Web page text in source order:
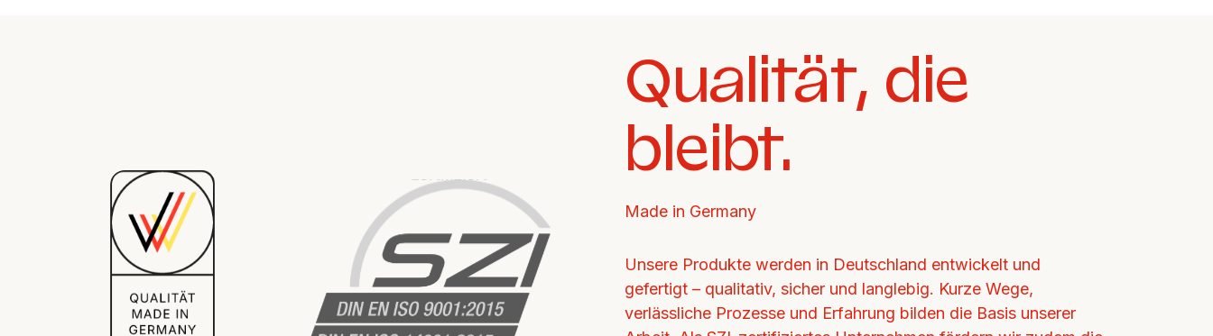
Qualität, die
bleibt.
Made in Germany
Unsere Produkte werden in Deutschland entwickelt und
gefertigt – qualitativ, sicher und langlebig. Kurze Wege,
verlässliche Prozesse und Erfahrung bilden die Basis unserer